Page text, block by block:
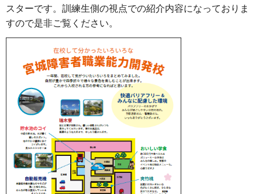
スターです。訓練生側の視点での紹介内容になっておりま
すので是非ご覧ください。